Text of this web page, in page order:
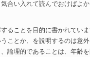
合い入れて読んでおけばよ
ることを目的に書かれてい
ことか、を説明するのは意
論理的であることは、年齢